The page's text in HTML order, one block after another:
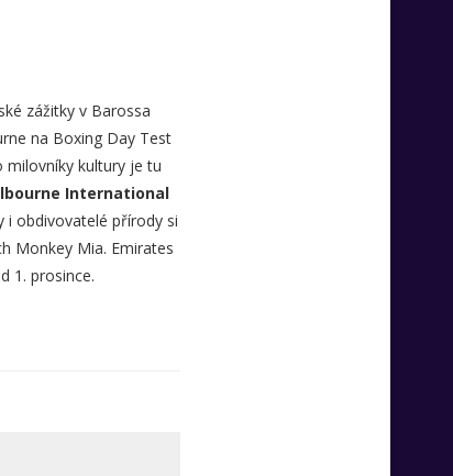
zážitky v Barossa
na Boxing Day Test
milovníky kultury je tu
International
i obdivovatelé přírody si
Monkey Mia. Emirates
1. prosince.